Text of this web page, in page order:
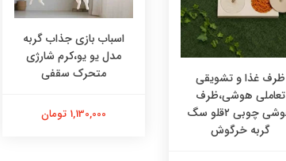
ظرف غذا و تشویقی
تعاملی هوشی،ظرف
هوشی چوبی ۲قلو سگ
گربه خرگوش
اسباب بازی جذاب گربه
مدل یو یو،کرم شارژی
متحرک سقفی
1,130,000 تومان